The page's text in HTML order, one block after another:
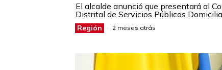
El alcalde anunció que presentará al
Distrital de Servicios Públicos
Región 2 meses atrás